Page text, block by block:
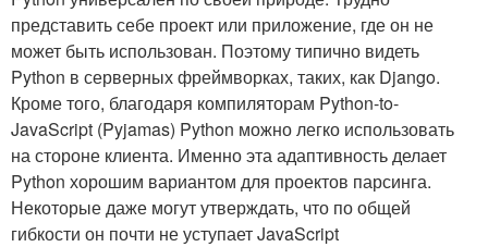
представить себе проект или приложение, где он не
может быть использован. Поэтому типично видеть
Python в серверных фреймворках, таких, как Django.
Кроме того, благодаря компиляторам Python-to-
JavaScript (Pyjamas) Python можно легко использовать
на стороне клиента. Именно эта адаптивность делает
Python хорошим вариантом для проектов парсинга.
Некоторые даже могут утверждать, что по общей
гибкости он почти не уступает JavaScript